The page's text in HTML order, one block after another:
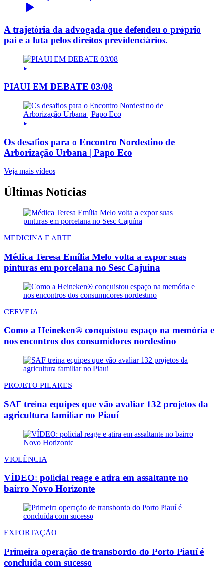
A trajetória da advogada que defendeu o próprio
pai e a luta pelos direitos previdenciários.
PIAUI EM DEBATE 03/08
Os desafios para o Encontro Nordestino de
Arborização Urbana | Papo Eco
Veja mais vídeos
Últimas Notícias
MEDICINA E ARTE
Médica Teresa Emília Melo volta a expor suas
pinturas em porcelana no Sesc Cajuína
CERVEJA
Como a Heineken® conquistou espaço na memória e
nos encontros dos consumidores nordestino
PROJETO PILARES
SAF treina equipes que vão avaliar 132 projetos da
agricultura familiar no Piauí
VIOLÊNCIA
VÍDEO: policial reage e atira em assaltante no
bairro Novo Horizonte
EXPORTAÇÃO
Primeira operação de transbordo do Porto Piauí é
concluída com sucesso